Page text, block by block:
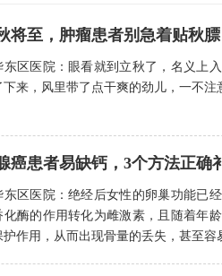
将至，肿瘤患者别急着贴秋膘
东区医院：眼看就到立秋了，名义上
下来，风里带了点干爽的劲儿，一不注
癌患者易缺钙，3个方法正确
东区医院：绝经后女性的卵巢功能已
化酶的作用转化为雌激素，且随着年
护作用，从而出现骨量的丢失，甚至容